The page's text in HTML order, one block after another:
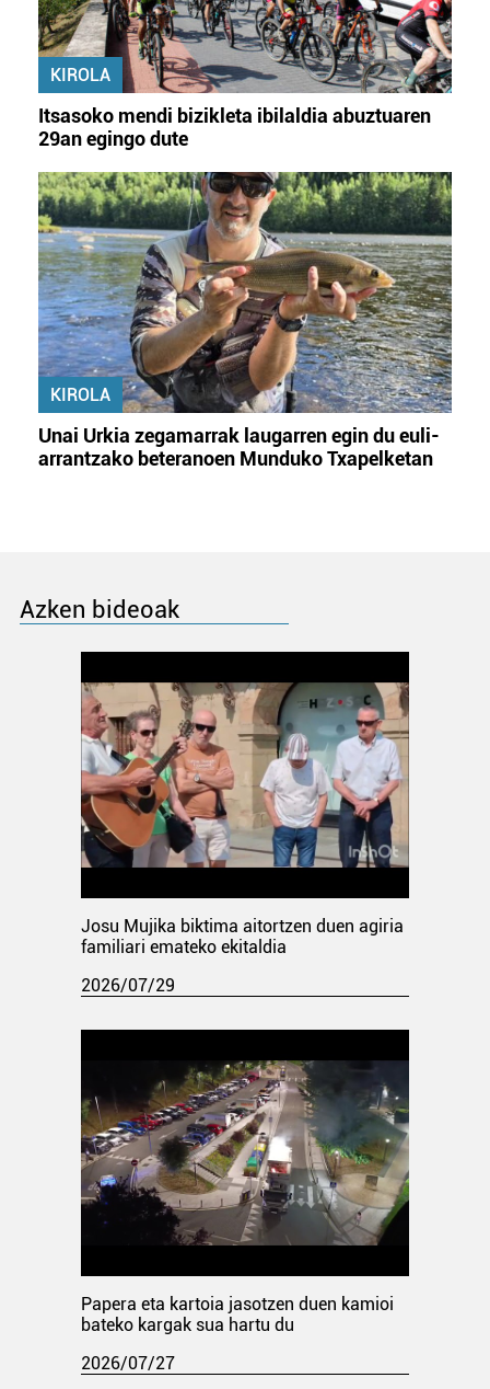
KIROLA
Itsasoko mendi bizikleta ibilaldia abuztuaren
29an egingo dute
KIROLA
Unai Urkia zegamarrak laugarren egin du euli-
arrantzako beteranoen Munduko Txapelketan
Azken bideoak
Josu Mujika biktima aitortzen duen agiria
familiari emateko ekitaldia
2026/07/29
Papera eta kartoia jasotzen duen kamioi
bateko kargak sua hartu du
2026/07/27